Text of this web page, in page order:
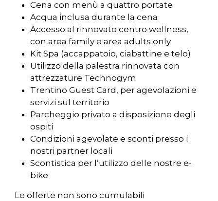
Cena con menù a quattro portate
Acqua inclusa durante la cena
Accesso al rinnovato centro wellness,
con area family e area adults only
Kit Spa (accappatoio, ciabattine e telo)
Utilizzo della palestra rinnovata con
attrezzature Technogym
Trentino Guest Card, per agevolazioni e
servizi sul territorio
Parcheggio privato a disposizione degli
ospiti
Condizioni agevolate e sconti presso i
nostri partner locali
Scontistica per l’utilizzo delle nostre e-
bike
Le offerte non sono cumulabili